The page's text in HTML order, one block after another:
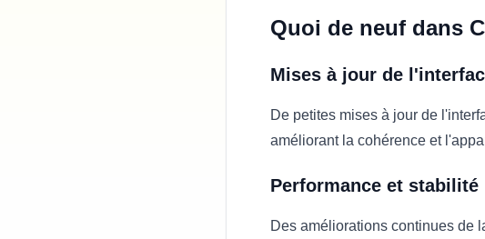
Quoi de neuf dans
Mises à jour de
De petites mises à jour de
améliorant la cohérence et
Performance et stabilité
Des améliorations continues de